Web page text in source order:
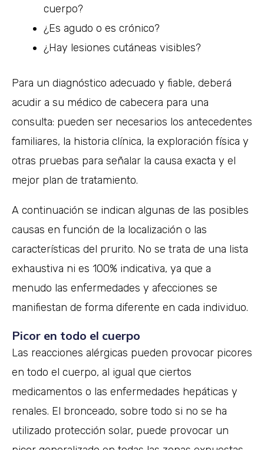
cuerpo?
¿Es agudo o es crónico?
¿Hay lesiones cutáneas visibles?
Para un diagnóstico adecuado y fiable, deberá
acudir a su médico de cabecera para una
consulta: pueden ser necesarios los antecedentes
familiares, la historia clínica, la exploración física y
otras pruebas para señalar la causa exacta y el
mejor plan de tratamiento.
A continuación se indican algunas de las posibles
causas en función de la localización o las
características del prurito. No se trata de una lista
exhaustiva ni es 100% indicativa, ya que a
menudo las enfermedades y afecciones se
manifiestan de forma diferente en cada individuo.
Picor en todo el cuerpo
Las reacciones alérgicas pueden provocar picores
en todo el cuerpo, al igual que ciertos
medicamentos o las enfermedades hepáticas y
renales. El bronceado, sobre todo si no se ha
utilizado protección solar, puede provocar un